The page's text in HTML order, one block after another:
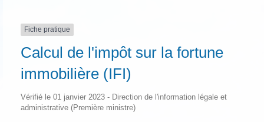
Fiche pratique
Calcul de l'impôt sur la fortune
immobilière (IFI)
Vérifié le 01 janvier 2023 - Direction de l'information légale et
administrative (Première ministre)